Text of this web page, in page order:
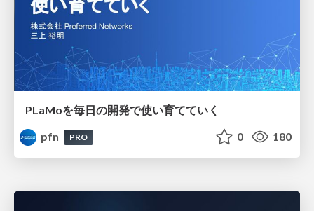
PLaMoを毎日の開発で使い育てていく
pfn
PRO 0 180